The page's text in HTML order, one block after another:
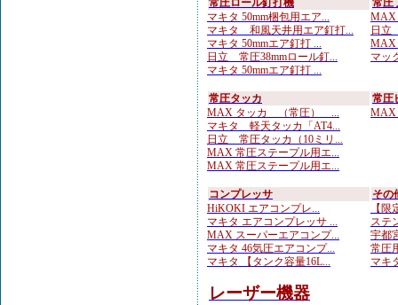
常圧ロール釘打機
マキタ 50mm梱包用エア...
マキタ 和風天井用エア釘打...
マキタ 50mmエア釘打 ...
日立 常圧38mmロール釘...
マキタ 50mmエア釘打 ...
常圧
MAX
日立
MAX
マッ
常圧タッカ
MAX タッカ （常圧） ...
マキタ 軽天タッカ「AT4...
日立 常圧タッカ（10ミリ...
MAX 常圧ステープル用エ...
MAX 常圧ステープル用エ...
常圧
MAX
コンプレッサ
HiKOKI エアコンプレ...
マキタ エアコンプレッサ ...
MAX スーパーエアコンプ...
マキタ 46気圧エアコンプ...
マキタ 【タンク容量16L...
その
【
ステ
宇都
常圧
マキ
レーザー機器